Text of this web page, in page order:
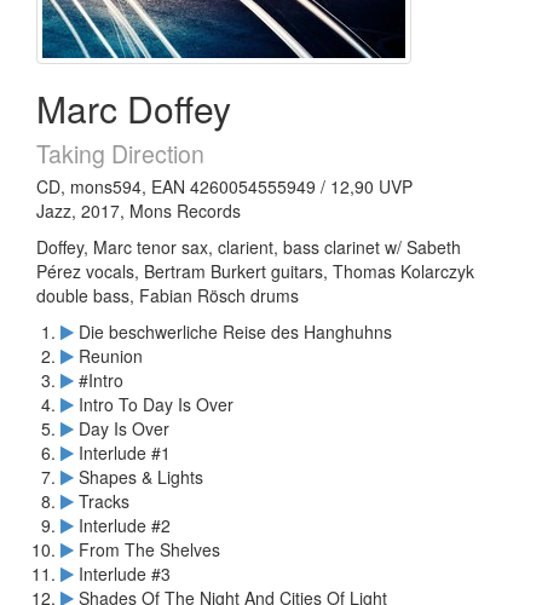
Marc Doffey
Taking Direction
CD, mons594, EAN 4260054555949 / 12,90 UVP
Jazz, 2017, Mons Records
Doffey, Marc tenor sax, clarient, bass clarinet w/ Sabeth
Pérez vocals, Bertram Burkert guitars, Thomas Kolarczyk
double bass, Fabian Rösch drums
Die beschwerliche Reise des Hanghuhns
Reunion
#Intro
Intro To Day Is Over
Day Is Over
Interlude #1
Shapes & Lights
Tracks
Interlude #2
From The Shelves
Interlude #3
Shades Of The Night And Cities Of Light